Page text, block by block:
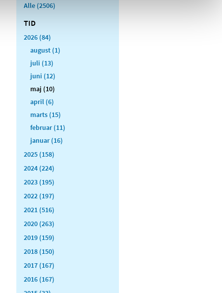
Alle (2506)
TID
2026 (84)
august (1)
juli (13)
juni (12)
maj (10)
april (6)
marts (15)
februar (11)
januar (16)
2025 (158)
2024 (224)
2023 (195)
2022 (197)
2021 (516)
2020 (263)
2019 (159)
2018 (150)
2017 (167)
2016 (167)